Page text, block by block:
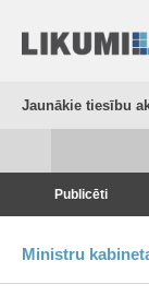
Jaunākie tiesību
Publicēti
Ministru